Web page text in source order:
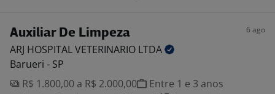
Auxiliar De Limpeza 6 ago
ARJ HOSPITAL VETERINARIO LTDA
Barueri - SP
R$ 1.800,00 a R$ 2.000,00
Entre 1 e 3 anos